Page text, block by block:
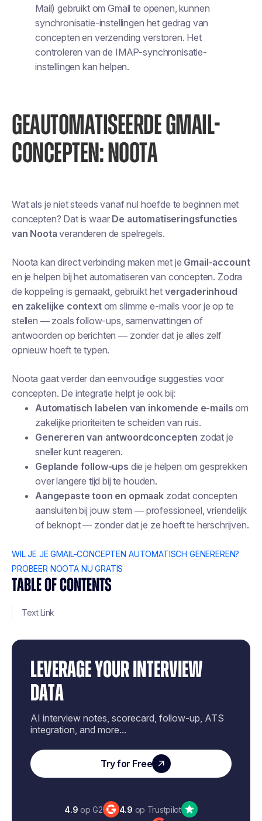
TABLE OF CONTENTS
Text Link
LEVERAGE YOUR INTERVIEW
DATA
AI interview notes, scorecard, follow-up, ATS
integration, and more...
Try for Free
4.9 op G2 4.9 op Trustpilot
Mail) gebruikt om Gmail te openen, kunnen
synchronisatie-instellingen het gedrag van
concepten en verzending verstoren. Het
controleren van de IMAP-synchronisatie-
instellingen kan helpen.
GEAUTOMATISEERDE GMAIL-
CONCEPTEN: NOOTA
Wat als je nietsteeds vanaf nul hoefde te beginnen met
concepten? Dat is waar De automatiseringsfuncties
van Noota veranderen de spelregels.
Noota kan direct verbinding maken met je Gmail-account
en je helpen bij het automatiseren van concepten. Zodra
de koppeling is gemaakt, gebruikt het vergaderinhoud
en zakelijke contextom slimme e-mails voor je op te
stellen — zoals follow-ups, samenvattingen of
antwoorden op berichten — zonder dat je alles zelf
opnieuw hoeft te typen.
Noota gaat verder dan eenvoudige suggesties voor
concepten. De integratie helpt je ook bij:
Automatisch labelen van inkomende e-mails om
zakelijke prioriteiten te scheiden van ruis.
Genereren van antwoordconcepten zodat je
sneller kunt reageren.
Geplande follow-ups die je helpen om gesprekken
over langere tijd bij te houden.
Aangepaste toon en opmaak zodat concepten
aansluiten bij jouw stem — professioneel, vriendelijk
of beknopt — zonder dat je ze hoeft te herschrijven.
WIL JE JE GMAIL-CONCEPTEN AUTOMATISCH GENEREREN?
PROBEER NOOTA NU GRATIS